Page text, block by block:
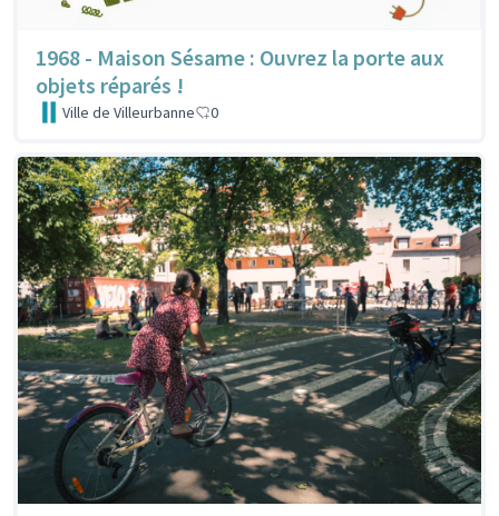
1968 - Maison Sésame : Ouvrez la porte aux
objets réparés !
Ville de Villeurbanne 0